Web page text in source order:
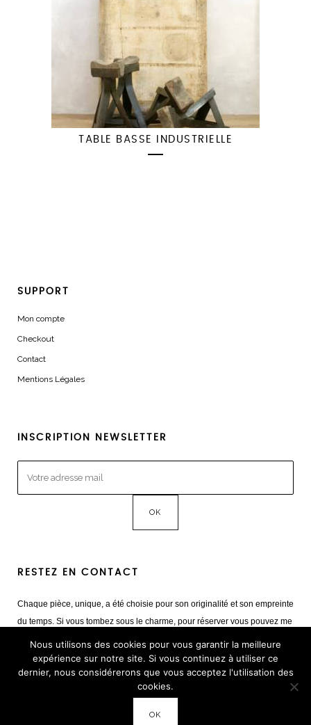
TABLE BASSE INDUSTRIELLE
SUPPORT
Mon compte
Checkout
Contact
Mentions Légales
INSCRIPTION NEWSLETTER
RESTEZ EN CONTACT
Chaque pièce, unique, a été choisie pour son originalité et son empreinte
du temps. Si vous tombez sous le charme, pour réserver vous pouvez me
contacter
Mail :giulia@cestvintage.com
Tél : +33(0) 6 22 65 93 17
Nous utilisons des cookies pour vous garantir la meilleure
expérience sur notre site. Si vous continuez à utiliser ce
dernier, nous considérerons que vous acceptez l'utilisation des
cookies.
OK